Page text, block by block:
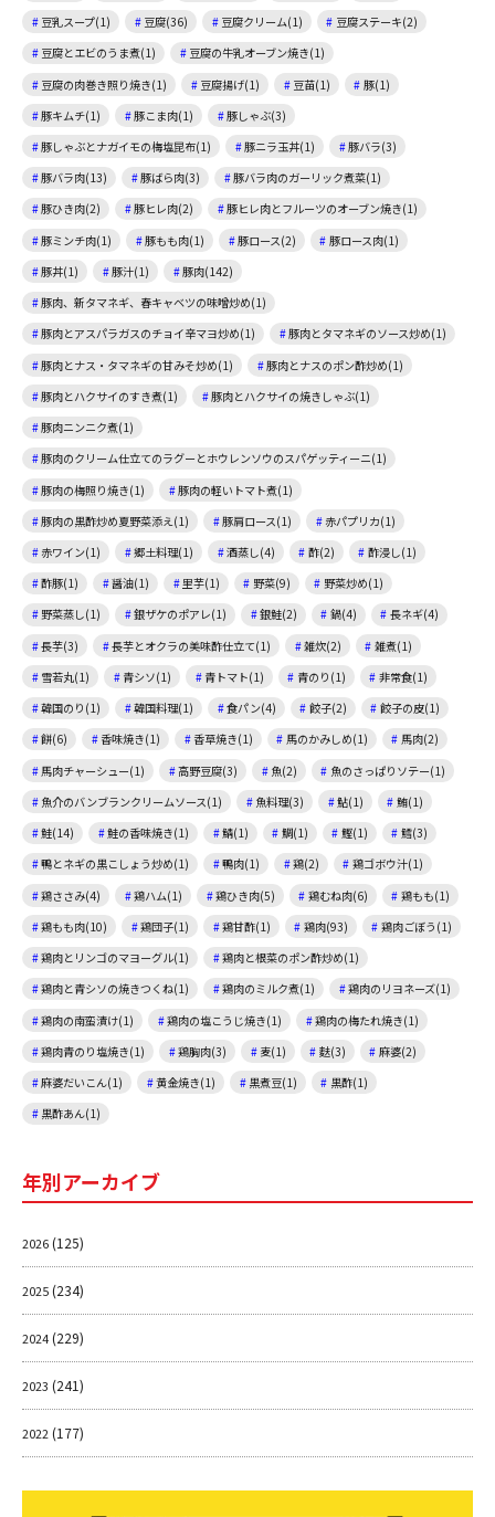
豆乳スープ(1)
豆腐(36) 豆腐クリーム(1)
豆腐ステーキ(2)
豆腐とエビのうま煮(1)
豆腐の牛乳オーブン焼き(1)
豆腐の肉巻き照り焼き(1)
豆腐揚げ(1) 豆苗(1)
豚(1)
豚キムチ(1)
豚こま肉(1)
豚しゃぶ(3)
豚しゃぶとナガイモの梅塩昆布(1)
豚ニラ玉丼(1)
豚バラ(3)
豚バラ肉(13)
豚ばら肉(3)
豚バラ肉のガーリック煮菜(1)
豚ひき肉(2)
豚ヒレ肉(2)
豚ヒレ肉とフルーツのオーブン焼き(1)
豚ミンチ肉(1)
豚もも肉(1) 豚ロース(2)
豚ロース肉(1)
豚丼(1)
豚汁(1)
豚肉(142)
豚肉、新タマネギ、春キャベツの味噌炒め(1)
豚肉とアスパラガスのチョイ辛マヨ炒め(1)
豚肉とタマネギのソース炒め(1)
豚肉とナス・タマネギの甘みそ炒め(1)
豚肉とナスのポン酢炒め(1)
豚肉とハクサイのすき煮(1)
豚肉とハクサイの焼きしゃぶ(1)
豚肉ニンニク煮(1)
豚肉のクリーム仕立てのラグーとホウレンソウのスパゲッティーニ(1)
豚肉の梅照り焼き(1)
豚肉の軽いトマト煮(1)
豚肉の黒酢炒め夏野菜添え(1)
豚肩ロース(1)
赤パプリカ(1)
赤ワイン(1)
郷土料理(1) 酒蒸し(4) 酢(2)
酢浸し(1)
酢豚(1)
醤油(1) 里芋(1) 野菜(9)
野菜炒め(1)
野菜蒸し(1)
銀ザケのポアレ(1) 銀鮭(2) 鍋(4)
長ネギ(4)
長芋(3)
長芋とオクラの美味酢仕立て(1) 雑炊(2)
雑煮(1)
雪若丸(1)
青シソ(1) 青トマト(1) 青のり(1)
非常食(1)
韓国のり(1)
韓国料理(1) 食パン(4) 餃子(2)
餃子の皮(1)
餅(6)
香味焼き(1) 香草焼き(1) 馬のかみしめ(1)
馬肉(2)
馬肉チャーシュー(1)
高野豆腐(3) 魚(2)
魚のさっぱりソテー(1)
魚介のバンブランクリームソース(1)
魚料理(3) 鮎(1)
鮪(1)
鮭(14)
鮭の香味焼き(1) 鯖(1) 鯛(1) 鰹(1)
鱈(3)
鴨とネギの黒こしょう炒め(1)
鴨肉(1) 鶏(2)
鶏ゴボウ汁(1)
鶏ささみ(4)
鶏ハム(1) 鶏ひき肉(5) 鶏むね肉(6)
鶏もも(1)
鶏もも肉(10)
鶏団子(1) 鶏甘酢(1) 鶏肉(93)
鶏肉ごぼう(1)
鶏肉とリンゴのマヨーグル(1)
鶏肉と根菜のポン酢炒め(1)
鶏肉と青シソの焼きつくね(1)
鶏肉のミルク煮(1)
鶏肉のリヨネーズ(1)
鶏肉の南蛮漬け(1)
鶏肉の塩こうじ焼き(1)
鶏肉の梅たれ焼き(1)
鶏肉青のり塩焼き(1)
鶏胸肉(3) 麦(1) 麩(3)
麻婆(2)
麻婆だいこん(1)
黄金焼き(1) 黒煮豆(1)
黒酢(1)
黒酢あん(1)
年別アーカイブ
2026(125)
2025(234)
2024(229)
2023 (241)
2022(177)